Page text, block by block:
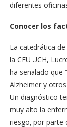
diferentes
Conocer los
La catedrática
la CEU UCH,
ha señalado que
Alzheimer y
Un diagnóstico
muy alto la
riesgo, por parte